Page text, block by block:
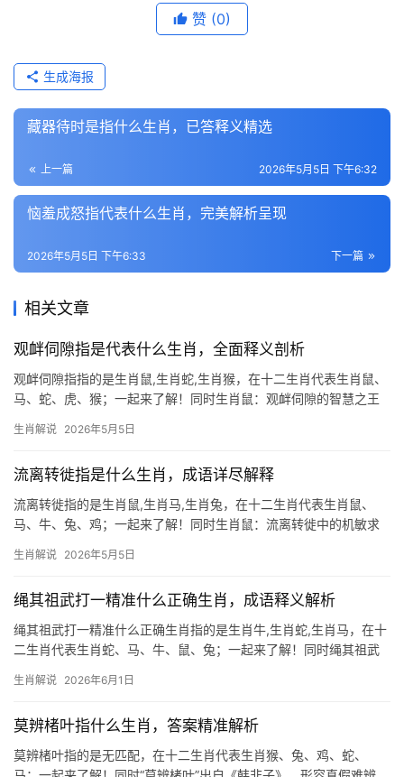
赞 (0)
生成海报
藏器待时是指什么生肖，已答释义精选
上一篇 2026年5月5日 下午6:32
恼羞成怒指代表什么生肖，完美解析呈现
下一篇
2026年5月5日 下午6:33
相关文章
观衅伺隙指是代表什么生肖，全面释义剖析
观衅伺隙指指的是生肖鼠,生肖蛇,生肖猴，在十二生肖代表生肖鼠、
马、蛇、虎、猴；一起来了解！同时生肖鼠：观衅伺隙的智慧之王
中，生肖鼠最契合这一特质，鼠性机敏，善于在危机中寻转机，尤
生肖解说 2026年5月5日
流离转徙指是什么生肖，成语详尽解释
流离转徙指的是生肖鼠,生肖马,生肖兔，在十二生肖代表生肖鼠、
马、牛、兔、鸡；一起来了解！同时生肖鼠：流离转徙中的机敏求
肖中，生肖鼠与这一意象极为契合，鼠性机敏，善于在逆境中辗转
生肖解说 2026年5月5日
绳其祖武打一精准什么正确生肖，成语释义解析
绳其祖武打一精准什么正确生肖指的是生肖牛,生肖蛇,生肖马，在十
二生肖代表生肖蛇、马、牛、鼠、兔；一起来了解！同时绳其祖武
业，若拆解为生肖谜题，“绳”可联想捆绑、缠绕，对应生肖蛇的形
生肖解说 2026年6月1日
莫辨楮叶指什么生肖，答案精准解析
莫辨楮叶指的是无匹配，在十二生肖代表生肖猴、兔、鸡、蛇、